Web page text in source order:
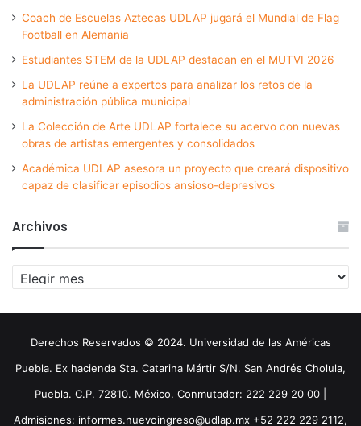
Coach de Escuelas Aztecas UDLAP jugará el Mundial de Flag
Football en Alemania
Estudiantes STEM de la UDLAP destacan en el MUTVI 2026
La UDLAP reúne a expertos para analizar los retos de la
administración pública municipal
La Colección de Arte UDLAP fortalece su acervo con nuevas
obras de artistas emergentes y consolidados
Académica UDLAP asesora un proyecto que creará dispositivo
capaz de clasificar episodios ansioso-depresivos
Archivos
Archivos
Derechos Reservados © 2024. Universidad de las Américas
Puebla. Ex hacienda Sta. Catarina Mártir S/N. San Andrés Cholula,
Puebla. C.P. 72810. México. Conmutador: 222 229 20 00 |
Admisiones: informes.nuevoingreso@udlap.mx +52 222 229 2112,